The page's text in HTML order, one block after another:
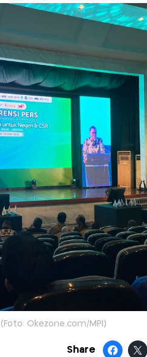
Okezone.com/MPI)
Share